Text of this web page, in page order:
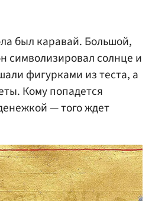
был каравай. Большой,
символизировал солнце и
фигурками из теста, а
Кому попадется
— того ждет